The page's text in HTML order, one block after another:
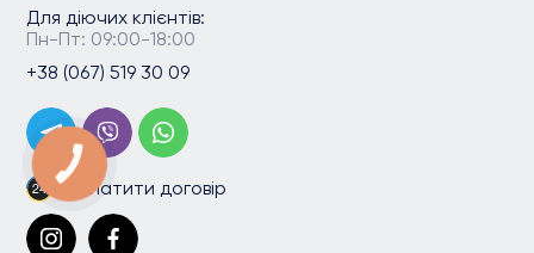
Для діючих клієнтів:
Пн-Пт: 09:00-18:00
+38 (067) 519 30 09
Сплатити договір
КНОПКА
ЗВ'ЯЗКУ